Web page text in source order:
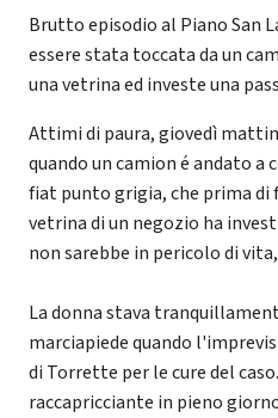
Brutto episodio al Piano San
essere stata toccata da un
una vetrina ed investe una
Attimi di paura, giovedì
quando un camion é andato
fiat punto grigia, che prima di
vetrina di un negozio ha
non sarebbe in pericolo di
La donna stava
marciapiede quando
di Torrette per le cure del
raccapricciante in pieno